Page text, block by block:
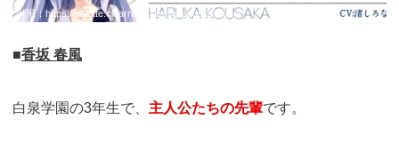
引用：https://palette.clearrave.co.jp/product/sorairo/
■香坂 春風
白泉学園の3年生で、 主人公たちの先輩です。